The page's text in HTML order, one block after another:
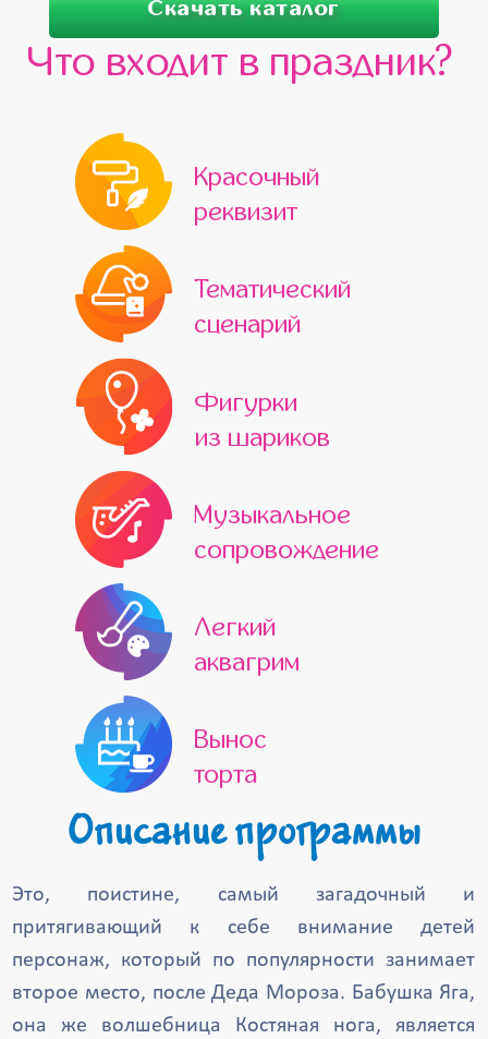
Скачать каталог
Что входит в праздник?
Красочный
реквизит
Тематический
сценарий
Фигурки
из шариков
Музыкальное
сопровождение
Легкий
аквагрим
Вынос
торта
Описание программы
Это, поистине, самый загадочный и
притягивающий к себе внимание детей
персонаж, который по популярности занимает
второе место, после Деда Мороза. Бабушка Яга,
она же волшебница Костяная нога, является